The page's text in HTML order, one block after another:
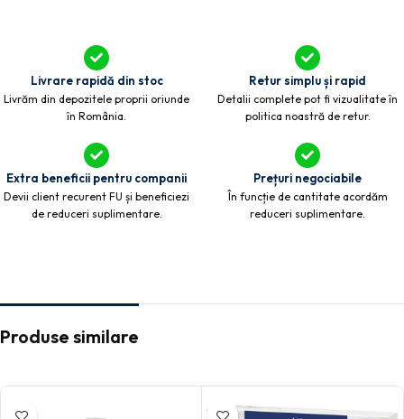
Livrare rapidă din stoc
Livrăm din depozitele proprii oriunde
în România.
Retur simplu și rapid
Detalii complete pot fi vizualitate în
politica noastră de retur.
Extra beneficii pentru companii
Devii client recurent FU și beneficiezi
de reduceri suplimentare.
Prețuri negociabile
În funcție de cantitate acordăm
reduceri suplimentare.
Produse similare